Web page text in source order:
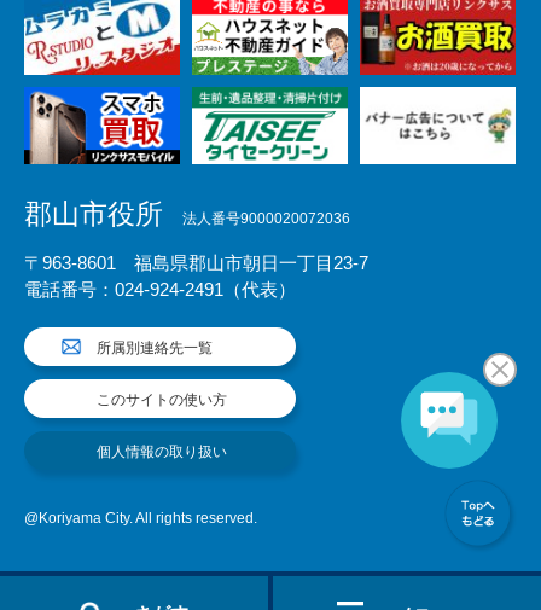
郡山市役所 法人番号9000020072036
〒963-8601 福島県郡山市朝日一丁目23-7
電話番号：024-924-2491（代表）
所属別連絡先一覧
このサイトの使い方
個人情報の取り扱い
@Koriyama City. All rights reserved.